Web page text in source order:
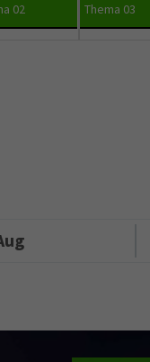
02
Thema 03